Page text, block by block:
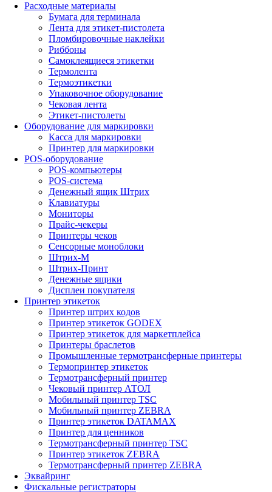
Расходные материалы
Бумага для терминала
Лента для этикет-пистолета
Пломбировочные наклейки
Риббоны
Самоклеящиеся этикетки
Термолента
Термоэтикетки
Упаковочное оборудование
Чековая лента
Этикет-пистолеты
Оборудование для маркировки
Касса для маркировки
Принтер для маркировки
POS-оборудование
POS-компьютеры
POS-система
Денежный ящик Штрих
Клавиатуры
Мониторы
Прайс-чекеры
Принтеры чеков
Сенсорные моноблоки
Штрих-М
Штрих-Принт
Денежные ящики
Дисплеи покупателя
Принтер этикеток
Принтер штрих кодов
Принтер этикеток GODEX
Принтер этикеток для маркетплейса
Принтеры браслетов
Промышленные термотрансферные принтеры
Термопринтер этикеток
Термотрансферный принтер
Чековый принтер АТОЛ
Мобильный принтер TSC
Мобильный принтер ZEBRA
Принтер этикеток DATAMAX
Принтер для ценников
Термотрансферный принтер TSC
Принтер этикеток ZEBRA
Термотрансферный принтер ZEBRA
Эквайринг
Фискальные регистраторы